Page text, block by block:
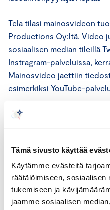
Tämä sivusto käyttää
Käytämme evästeitä
räätälöimiseen, sosiaalisen
tukemiseen ja
jaamme sosiaalisen
Tela tilasi mainosvideon
Productions Oy:ltä. Video
sosiaalisen median tileillä
Instragram-palveluissa,
Mainosvideo jaettiin
esimerkiksi YouTube-
Videolle päätyi
tuotantoyhtiön
lausunnonpyytäjän
Tela ymmärtää ilmeisen
syvästi pahoillaan
tiedostaa Kansainvälisen